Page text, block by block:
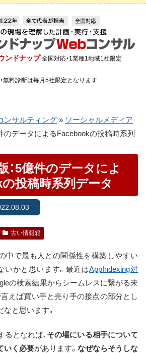
ンドナップ 全国対応・1業種1地域1社限定
無料診断は毎月5社限定となります
ンサルティング » ソーシャルメディア
のデータによるFacebookの投稿時系列
：5億件のデータによ
投稿時系列データ
古い情報箱
中で最も人との関係性を構築しやすい
いかと思います。最近はAppIndexing対
の検索結果からシームレスに繋がる未
えば買い手と売り手の接点の部分とし
と思います。
となれば、 その場にいる相手について
いく必要があります。 なぜならそうしな